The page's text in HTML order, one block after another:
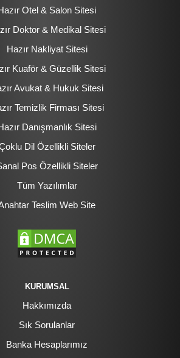
Otel & Salon Sitesi
Doktor & Medikal Sitesi
Hazır Nakliyat Sitesi
Kuaför & Güzellik Sitesi
Avukat & Hukuk Sitesi
Temizlik Firması Sitesi
Danışmanlık Sitesi
Dil Özellikli Siteler
Pos Özellikli Siteler
Tüm Yazılımlar
Teslim Web Site
KURUMSAL
Hakkımızda
Sık Sorulanlar
Banka Hesaplarımız